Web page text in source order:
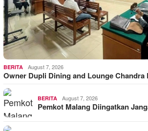
BERITA August 7, 2026
Owner Dupli Dining and Lounge
BERITA August 7, 2026
Pemkot Malang Diingatkan